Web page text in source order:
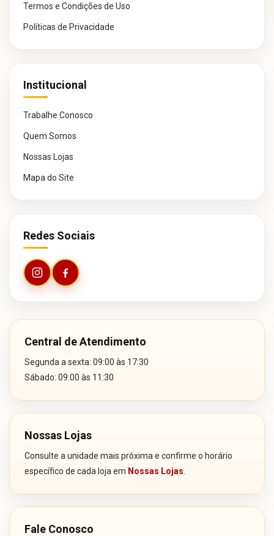
Termos e Condições de Uso
Políticas de Privacidade
Institucional
Trabalhe Conosco
Quem Somos
Nossas Lojas
Mapa do Site
Redes Sociais
Central de Atendimento
Segunda a sexta: 09:00 às 17:30
Sábado: 09:00 às 11:30
Nossas Lojas
Consulte a unidade mais próxima e confirme o horário
específico de cada loja em Nossas Lojas
Fale Conosco